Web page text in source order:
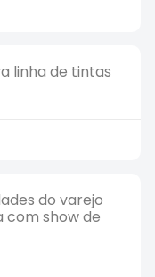
linha de tintas
do varejo
com show de